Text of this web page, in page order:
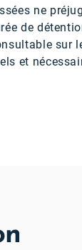
ne
de
sur
et